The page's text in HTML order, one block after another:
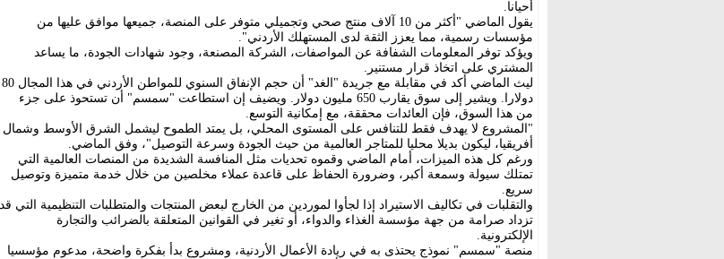
أحيانا.
يقول الماضي "أكثر من 10 آلاف منتج صحي وتجميلي متوفر على المنصة، جميعها موافق عليها من
مؤسسات رسمية، مما يعزز الثقة لدى المستهلك الأردني".
ويؤكد توفر المعلومات الشفافة عن المواصفات، الشركة المصنعة، وجود شهادات الجودة، ما يساعد
المشتري على اتخاذ قرار مستنير.
ليث الماضي أكد في مقابلة مع جريدة "الغد" أن حجم الإنفاق السنوي للمواطن الأردني في هذا المجال 80
دولارا. ويشير إلى سوق يقارب 650 مليون دولار. ويضيف إن استطاعت "سمسم" أن تستحوذ على جزء
من هذا السوق، فإن العائدات محققة، مع إمكانية التوسع.
"المشروع لا يهدف فقط للتنافس على المستوى المحلي، بل يمتد الطموح ليشمل الشرق الأوسط وشمال
أفريقيا، ليكون بديلا محليا للمتاجر العالمية من حيث الجودة وسرعة التوصيل"، وفق الماضي.
ورغم كل هذه الميزات، أمام الماضي وقموه تحديات مثل المنافسة الشديدة من المنصات العالمية التي
تمتلك سيولة وسمعة أكبر، وضرورة الحفاظ على قاعدة عملاء مخلصين من خلال خدمة متميزة وتوصيل
سريع.
والتقلبات في تكاليف الاستيراد إذا لجأوا لموردين من الخارج لبعض المنتجات والمتطلبات التنظيمية التي قد
تزداد صرامة من جهة مؤسسة الغذاء والدواء، أو تغير في القوانين المتعلقة بالضرائب والتجارة
الإلكترونية.
منصة "سمسم" نموذج يحتذى به في ريادة الأعمال الأردنية، ومشروع بدأ بفكرة واضحة، مدعوم مؤسسيا